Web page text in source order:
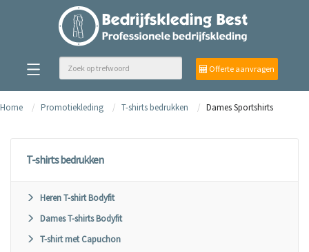
Offerte aanvragen
Home Promotiekleding T-shirts bedrukken Dames Sportshirts
T-shirts bedrukken
Heren T-shirt Bodyfit
Dames T-shirts Bodyfit
T-shirt met Capuchon